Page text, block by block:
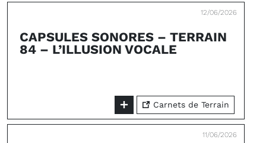
12/06/2026
CAPSULES SONORES – TERRAIN
84 – L’ILLUSION VOCALE
Carnets de Terrain
11/06/2026